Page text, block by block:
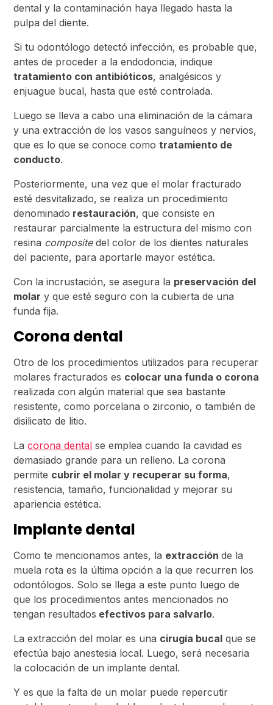
dental y la contaminación haya llegado hasta la
pulpa del diente.
Si tu odontólogo detectó infección, es probable que,
antes de proceder a la endodoncia, indique
tratamiento con antibióticos, analgésicos y
enjuague bucal, hasta que esté controlada.
Luego se lleva a cabo una eliminación de la cámara
y una extracción de los vasos sanguíneos y nervios,
que es lo que se conoce comotratamiento de
conducto.
Posteriormente, una vez que el molar fracturado
esté desvitalizado, se realiza un procedimiento
denominado restauración, que consiste en
restaurar parcialmente la estructura del mismo con
resina compositedel color de los dientes naturales
del paciente, para aportarle mayor estética.
Con la incrustación, se asegura la preservación del
molar y que esté seguro con la cubierta de una
funda fija.
Corona dental
Otro de los procedimientos utilizados para recuperar
molares fracturados es colocar una funda o corona
realizada con algún material que sea bastante
resistente, como porcelana o zirconio, o también de
disilicato de litio.
Lacorona dental se emplea cuando la cavidad es
demasiado grande para un relleno. La corona
permite cubrir el molar y recuperar su forma,
resistencia, tamaño, funcionalidad y mejorar su
apariencia estética.
Implante dental
Como te mencionamos antes, la extracciónde la
muela rota es la última opción a la que recurren los
odontólogos. Solo se llega a este punto luego de
que los procedimientos antes mencionados no
tengan resultados efectivos para salvarlo.
La extracción del molar es una cirugía bucal que se
efectúa bajo anestesia local. Luego, será necesaria
la colocación de un implante dental.
Y es que la falta de un molar puede repercutir